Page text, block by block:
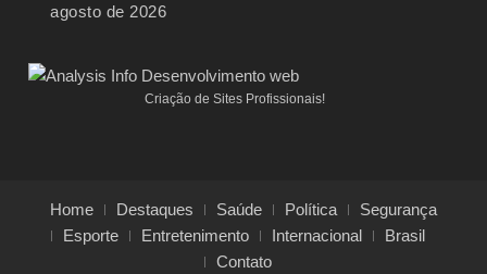
agosto de 2026
Criação de Sites Profissionais!
Home Destaques Saúde Política
Segurança
Esporte
Entretenimento Internacional
Brasil
Contato